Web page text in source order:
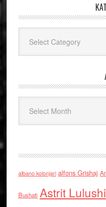
albano kolonjari alfons Grishaj
Bushati Astrit Lulushi